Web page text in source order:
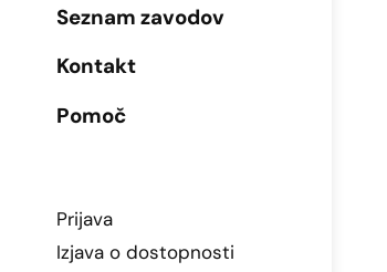
Seznam zavodov
Kontakt
Pomoč
Prijava
Izjava o dostopnosti